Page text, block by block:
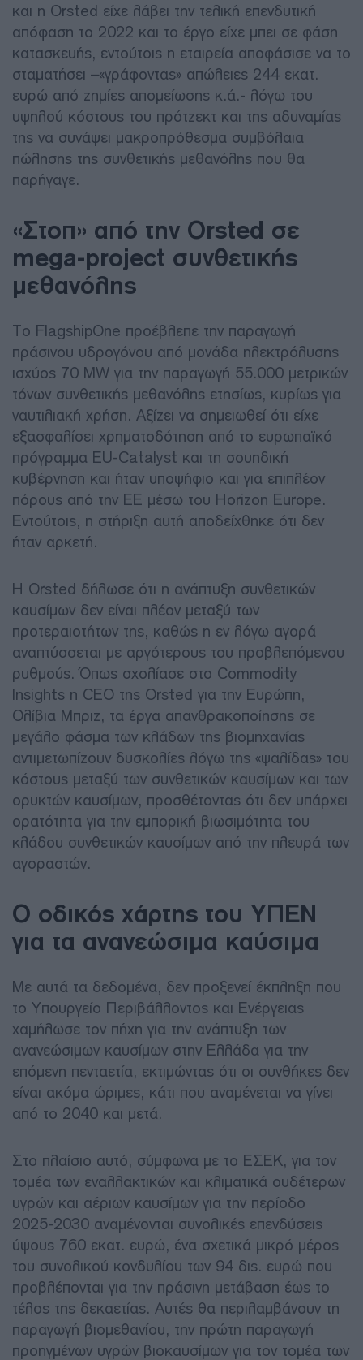
και η Orsted είχε λάβει την τελική επενδυτική
απόφαση το 2022 και το έργο είχε μπει σε φάση
κατασκευής, εντούτοις η εταιρεία αποφάσισε να το
σταματήσει –«γράφοντας» απώλειες 244 εκατ.
ευρώ από ζημίες απομείωσης κ.ά.- λόγω του
υψηλού κόστους του πρότζεκτ και της αδυναμίας
της να συνάψει μακροπρόθεσμα συμβόλαια
πώλησης της συνθετικής μεθανόλης που θα
παρήγαγε.
«Στοπ» από την Orsted σε
mega-project συνθετικής
μεθανόλης
Το FlagshipOne προέβλεπε την παραγωγή
πράσινου υδρογόνου από μονάδα ηλεκτρόλυσης
ισχύος 70 MW για την παραγωγή 55.000 μετρικών
τόνων συνθετικής μεθανόλης ετησίως, κυρίως για
ναυτιλιακή χρήση. Αξίζει να σημειωθεί ότι είχε
εξασφαλίσει χρηματοδότηση από το ευρωπαϊκό
πρόγραμμα EU-Catalyst και τη σουηδική
κυβέρνηση και ήταν υποψήφιο και για επιπλέον
πόρους από την ΕΕ μέσω του Horizon Europe.
Εντούτοις, η στήριξη αυτή αποδείχθηκε ότι δεν
ήταν αρκετή.
Η Orsted δήλωσε ότι η ανάπτυξη συνθετικών
καυσίμων δεν είναι πλέον μεταξύ των
προτεραιοτήτων της, καθώς η εν λόγω αγορά
αναπτύσσεται με αργότερους του προβλεπόμενου
ρυθμούς. Όπως σχολίασε στο Commodity
Insights η CEO της Orsted για την Ευρώπη,
Ολίβια Μπριζ, τα έργα απανθρακοποίησης σε
μεγάλο φάσμα των κλάδων της βιομηχανίας
αντιμετωπίζουν δυσκολίες λόγω της «ψαλίδας» του
κόστους μεταξύ των συνθετικών καυσίμων και των
ορυκτών καυσίμων, προσθέτοντας ότι δεν υπάρχει
ορατότητα για την εμπορική βιωσιμότητα του
κλάδου συνθετικών καυσίμων από την πλευρά των
αγοραστών.
Ο οδικός χάρτης του ΥΠΕΝ
για τα ανανεώσιμα καύσιμα
Με αυτά τα δεδομένα, δεν προξενεί έκπληξη που
το Υπουργείο Περιβάλλοντος και Ενέργειας
χαμήλωσε τον πήχη για την ανάπτυξη των
ανανεώσιμων καυσίμων στην Ελλάδα για την
επόμενη πενταετία, εκτιμώντας ότι οι συνθήκες δεν
είναι ακόμα ώριμες, κάτι που αναμένεται να γίνει
από το 2040 και μετά.
Στο πλαίσιο αυτό, σύμφωνα με το ΕΣΕΚ, για τον
τομέα των εναλλακτικών και κλιματικά ουδέτερων
υγρών και αέριων καυσίμων για την περίοδο
2025-2030 αναμένονται συνολικές επενδύσεις
ύψους 760 εκατ. ευρώ, ένα σχετικά μικρό μέρος
του συνολικού κονδυλίου των 94 δις. ευρώ που
προβλέπονται για την πράσινη μετάβαση έως το
τέλος της δεκαετίας. Αυτές θα περιλαμβάνουν τη
παραγωγή βιομεθανίου, την πρώτη παραγωγή
προηγμένων υγρών βιοκαυσίμων για τον τομέα των